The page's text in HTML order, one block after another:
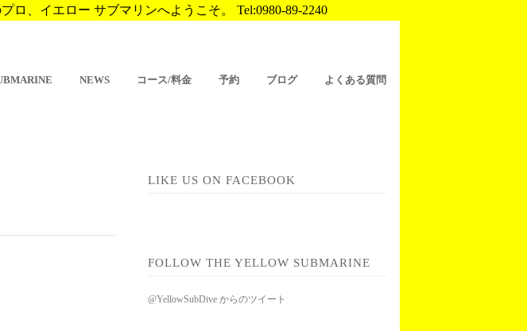
、イエロー サブマリンへようこそ。 Tel:0980-89-2240
NEWS コース/料金 予約 ブログ よくある質問
LIKE US ON FACEBOOK
FOLLOW THE YELLOW SUBMARINE
@YellowSubDive からのツイート